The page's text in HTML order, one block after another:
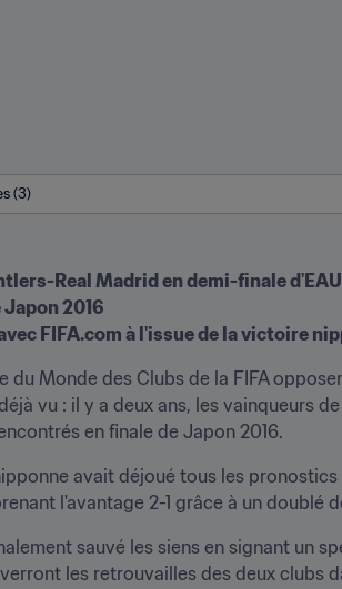
(3)
Real Madrid en demi-finale
Japon 2016
FIFA.com à l'issue de la victoire
du Monde des Clubs de la FIFA
vu : il y a deux ans, les vainqueurs
en finale de Japon 2016.
avait déjoué tous les
l'avantage 2-1 grâce à un doublé
sauvé les siens en signant un
les retrouvailles des deux clubs